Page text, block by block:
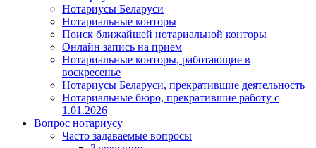
Нотариусы Беларуси
Нотариальные конторы
Поиск ближайшей нотариальной конторы
Онлайн запись на прием
Нотариальные конторы, работающие в
воскресенье
Нотариусы Беларуси, прекратившие деятельность
Нотариальные бюро, прекратившие работу с
1.01.2026
Вопрос нотариусу
Часто задаваемые вопросы